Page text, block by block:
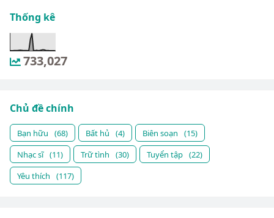
Thống kê
733,027
Chủ đề chính
Bạn hữu (68) Bất hủ (4) Biên soạn
(15)
Nhạc sĩ (11) Trữ tình (30) Tuyển tập (22)
Yêu thích
(117)